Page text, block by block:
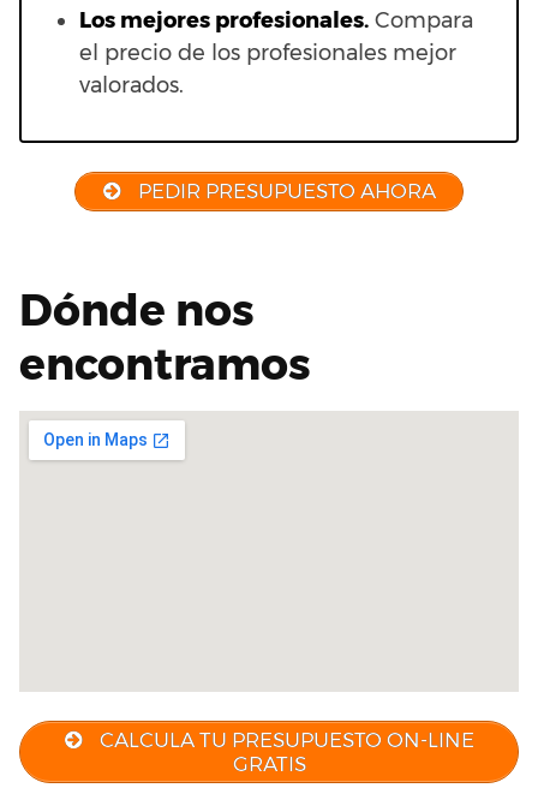
Los mejores profesionales. Compara
el precio de los profesionales mejor
valorados.
PEDIR PRESUPUESTO AHORA
Dónde nos
encontramos
CALCULA TU PRESUPUESTO ON-LINE
GRATIS